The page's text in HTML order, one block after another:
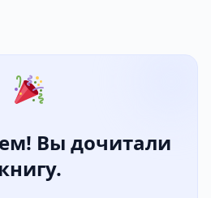
Вы дочитали